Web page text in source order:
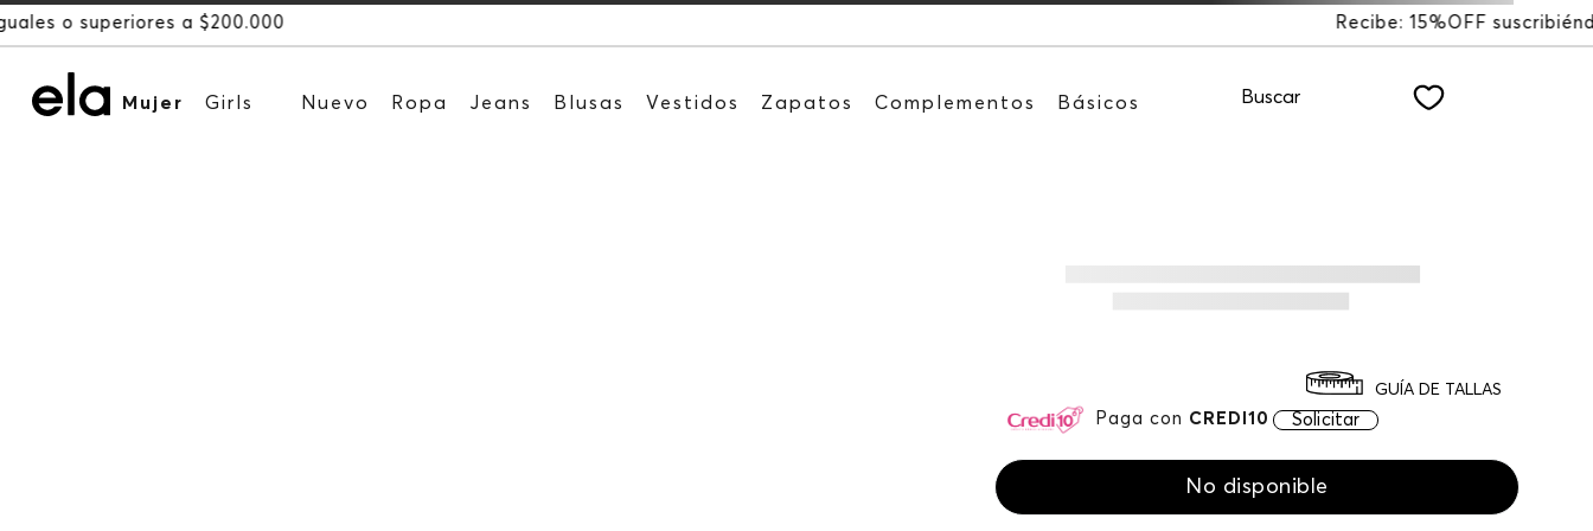
Recibe: 15%OFF suscribiéndote a nuestro NEWSLETTER
Mujer Girls Nuevo Ropa Jeans Blusas Vestidos Zapatos Complementos Básicos Buscar
Paga con CREDI10 Solicitar
GUÍA DE TALLAS
No disponible